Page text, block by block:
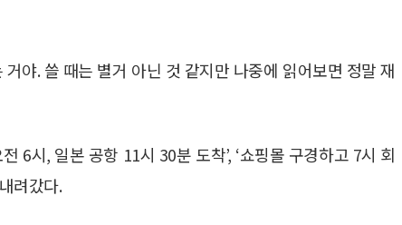
야. 쓸 때는 별거 아닌 것 같지만 나중에 읽어보면 정말 재
6시, 일본 공항 11시 30분 도착’, ‘쇼핑몰 구경하고 7시 회
려갔다.